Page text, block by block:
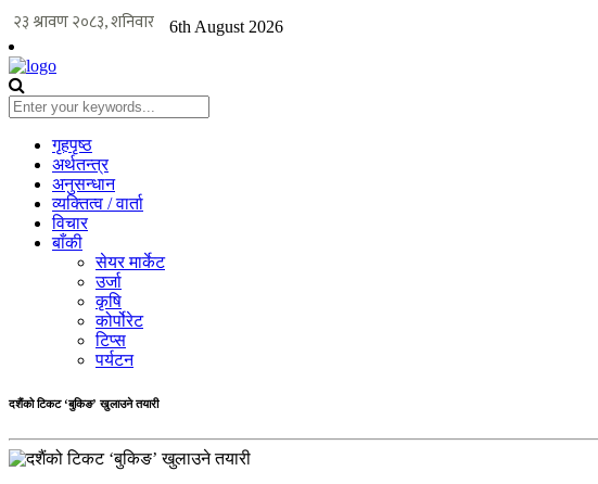
6th August 2026
गृहपृष्ठ
अर्थतन्त्र
अनुसन्धान
व्यक्तित्व / वार्ता
विचार
बाँकी
सेयर मार्केट
उर्जा
कृषि
कोर्पोरेट
टिप्स
पर्यटन
दशैंको टिकट ‘बुकिङ’ खुलाउने तयारी